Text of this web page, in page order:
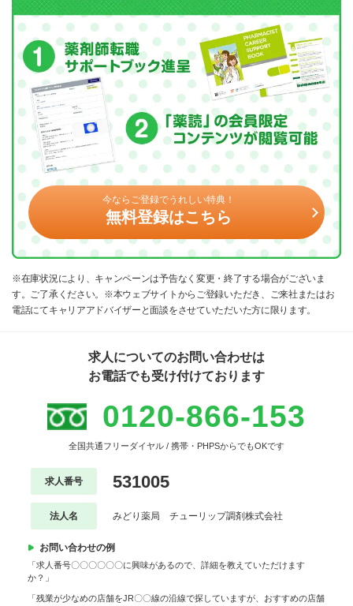
今ならご登録でうれしい特典！
無料登録はこちら
※在庫状況により、キャンペーンは予告なく変更・終了する場合がございま
す。ご了承ください。※本ウェブサイトからご登録いただき、ご来社またはお
電話にてキャリアアドバイザーと面談をさせていただいた方に限ります。
求人についてのお問い合わせは
お電話でも受け付けております
0120-866-153
全国共通フリーダイヤル / 携帯・PHPSからでもOKです
求人番号 531005
法人名 みどり薬局 チューリップ調剤株式会社
お問い合わせの例
「求人番号〇〇〇〇〇〇に興味があるので、詳細を教えていただけます
か？」
「残業が少なめの店舗をJR〇〇線の沿線で探していますが、おすすめの店舗